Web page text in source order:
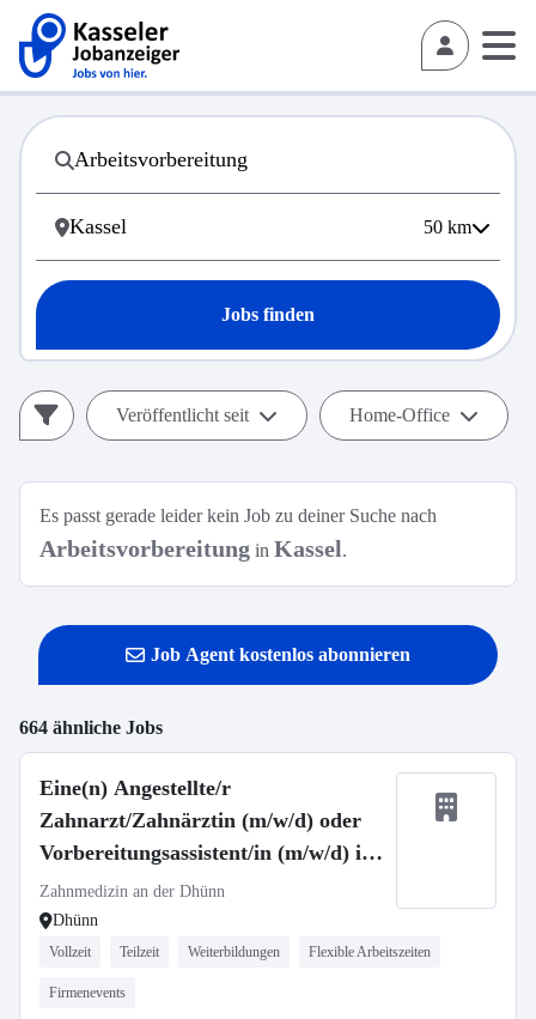
50 km
Jobs finden
Veröffentlicht seit Home-Office
Es passt gerade leider kein Job zu deiner Suche nach
Arbeitsvorbereitung in Kassel.
Job Agent kostenlos abonnieren
664 ähnliche Jobs
Eine(n) Angestellte/r
Zahnarzt/Zahnärztin (m/w/d) oder
Vorbereitungsassistent/in (m/w/d) in
Voll- oder Teilzeit
Zahnmedizin an der Dhünn
Dhünn
Vollzeit Teilzeit Weiterbildungen Flexible Arbeitszeiten
Firmenevents